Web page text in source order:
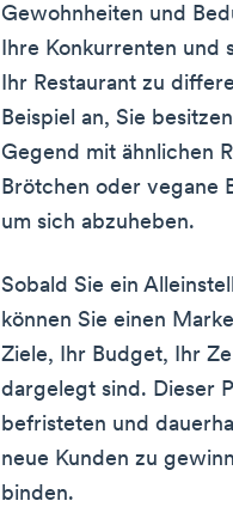
Gewohnheiten und
Ihre Konkurrenten und
Ihr Restaurant zu
Beispiel an, Sie
Gegend mit ähnlichen
Brötchen oder vegane
um sich abzuheben.
Sobald Sie ein
können Sie einen
Ziele, Ihr Budget, Ihr
dargelegt sind. Dieser
befristeten und
neue Kunden zu
binden.